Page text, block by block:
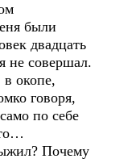
были
двадцать
не совершал.
окопе,
говоря,
по себе
Почему